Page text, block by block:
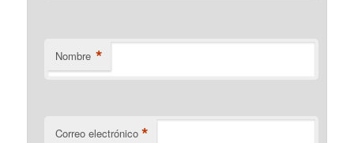
Nombre *
Correo electrónico *